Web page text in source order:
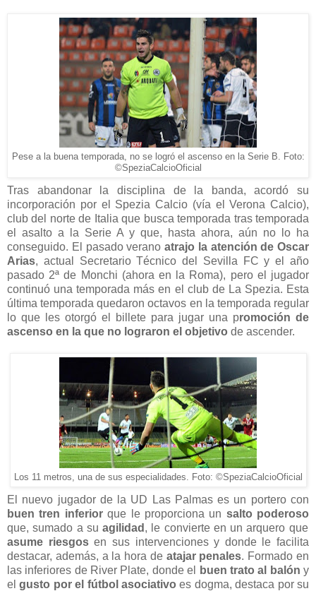
Pese a la buena temporada, no se logró el ascenso en la Serie B. Foto:
©SpeziaCalcioOficial
Tras abandonar la disciplina de la banda, acordó su
incorporación por el Spezia Calcio (vía el Verona Calcio),
club del norte de Italia que busca temporada tras temporada
el asalto a la Serie A y que, hasta ahora, aún no lo ha
conseguido. El pasado verano atrajo la atención de Oscar
Arias, actual Secretario Técnico del Sevilla FC y el año
pasado 2ª de Monchi (ahora en la Roma), pero el jugador
continuó una temporada más en el club de La Spezia. Esta
última temporada quedaron octavos en la temporada regular
lo que les otorgó el billete para jugar una promoción de
ascenso en la que no lograron el objetivo de ascender.
Los 11 metros, una de sus especialidades. Foto: ©SpeziaCalcioOficial
El nuevo jugador de la UD Las Palmas es un portero con
buen tren inferiorque le proporciona un salto poderoso
que, sumado a suagilidad , le convierte en un arquero que
asume riesgosen sus intervenciones y donde le facilita
destacar, además, a la hora de atajar penales. Formado en
las inferiores de River Plate, donde el
buen trato al balón y
elgusto por el fútbol asociativo es dogma, destaca por su